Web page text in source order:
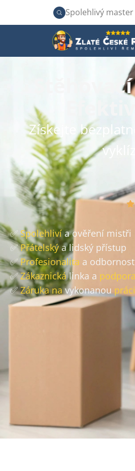
Spolehlivý
Získejte
✅Spolehlivía ověření mistři
✅Přátelskýa lidský přístup
✅Profesionalita a odbornost
✅Zákaznickálinka a podpora
✅Záruka navykonanou práci